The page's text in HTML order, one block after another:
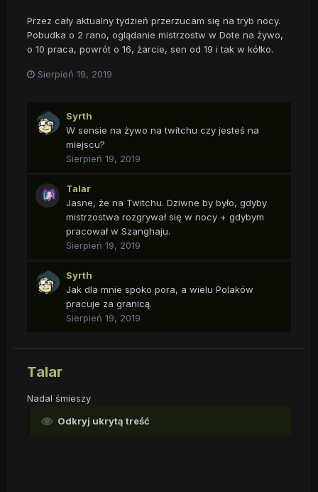
Przez cały aktualny tydzień przerzucam się na tryb nocy.
Pobudka o 2 rano, oglądanie mistrzostw w Dote na żywo,
o 10 praca, powrót o 16, żarcie, sen od 19 i tak w kółko.
Sierpień 19, 2019
Syrth
W sensie na żywo na twitchu czy jesteś na
miejscu?
Sierpień 19, 2019
Talar
Jasne, że na Twitchu. Dziwne by było, gdyby
mistrzostwa rozgrywał się w nocy + gdybym
pracował w Szanghaju.
Sierpień 19, 2019
Syrth
Jak dla mnie spoko pora, a wielu Polaków
pracuje za granicą.
Sierpień 19, 2019
Talar
Nadal śmieszy
Odkryj ukrytą treść